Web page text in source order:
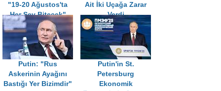
"19-20 Ağustos'ta
Her Şey Bitecek"
Ait İki Uçağa Zarar
Verdi
Putin: "Rus
Askerinin Ayağını
Bastığı Yer Bizimdir"
Putin'in St.
Petersburg
Ekonomik